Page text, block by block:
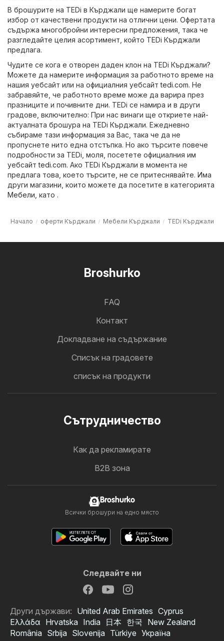
В брошурите на TEDi в Кърджали ще намерите богат
избор от качествени продукти на отлични цени. Офертата
съдържа многобройни интересни предложения, така че
разгледайте целия асортимент, който TEDi Кърджали
предлага.
Чудите се кога е отворен даден клон на TEDi Кърджали?
Можете да намерите информация за работното време на
нашия уебсайт или на официалния уебсайтtedi.com. Не
забравяйте, че работното време може да варира през
празниците и почивните дни. TEDi се намира и в други
градове, включително: При нас винаги ще откриете най-
актуалната брошура на TEDi Кърджали. Ежедневно
събираме тази информация за Вас, така че да не
пропуснете нито една отстъпка. Но ако търсите повече
подробности за TEDi, моля, посетете официалния им
уебсайтtedi.com. Ако TEDi Кърджали в момента не
предлага това, което търсите, не се притеснявайте. Има
други магазини, които можете да посетите в категорията
Мебели , като .
Начало оферти Кърджали Мебели Кърджали TEDi Кърджали
Broshurko
FAQ
Контакт
Докладване на съдържание
Cписък на градовете
списък на продукти
Cътрудничество
Как да рекламирате
B2B зона
Broshurko
Всички брошури на едно място
Следвайте ни
Други държави: United Arab Emirates Cyprus
Ελλάδα Hrvatska India 日本 한국 New Zealand
România Srbija Slovenija Türkiye Україна